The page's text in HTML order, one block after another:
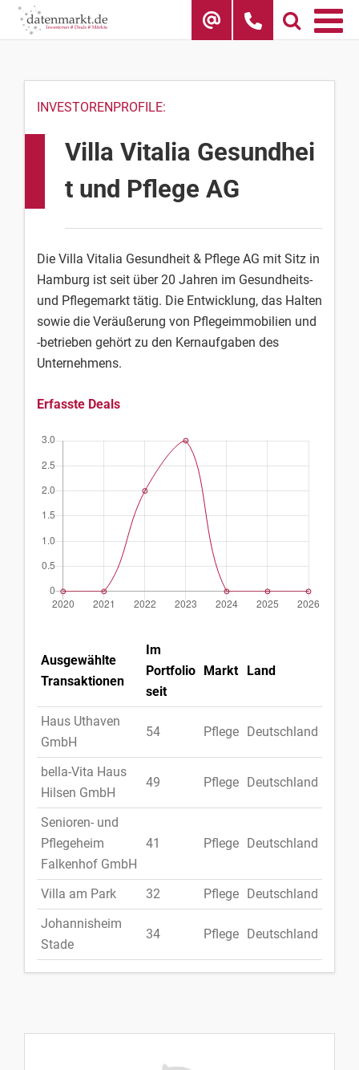
Skip
INVESTORENPROFILE:
Villa Vitalia Gesundhei
t und Pflege AG
Die Villa Vitalia Gesundheit & Pflege AG mit Sitz in
Hamburg ist seit über 20 Jahren im Gesundheits-
und Pﬂegemarkt tätig. Die Entwicklung, das Halten
sowie die Veräußerung von Pﬂegeimmobilien und
-betrieben gehört zu den Kernaufgaben des
Unternehmens.
Erfasste Deals
Ausgewählte
Transaktionen
Im
Portfolio
seit
Markt Land
Haus Uthaven
GmbH
54 Pflege Deutschland
bella-Vita Haus
Hilsen GmbH
49 Pflege Deutschland
Senioren- und
Pflegeheim
Falkenhof GmbH
41 Pflege Deutschland
Villa am Park 32 Pflege Deutschland
Johannisheim
Stade
34 Pflege Deutschland